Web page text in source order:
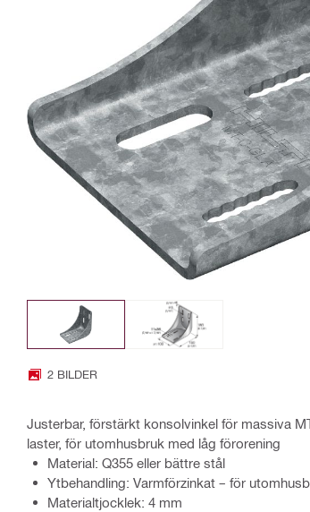
2 BILDER
Justerbar, förstärkt konsolvinkel för massiva
laster, för utomhusbruk med låg förorening
Material: Q355 eller bättre stål
Ytbehandling: Varmförzinkat – för
Materialtjocklek: 4 mm